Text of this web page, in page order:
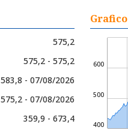
575,2
575,2 - 575,2
583,8 - 07/08/2026
575,2 - 07/08/2026
359,9 - 673,4
Grafico
400
500
600